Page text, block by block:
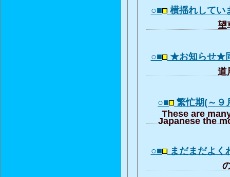
○■ 横揺れして
望
○■ ★お知らせ★
道
○■ 繁忙期(～９
These are
Japanese the
○■ まだまだよ